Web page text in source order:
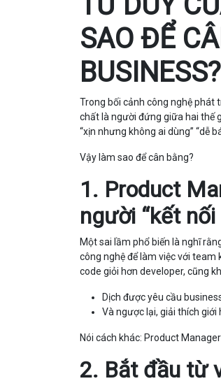
SAO ĐỂ
BUSINESS?
Trong bối cảnh công nghệ phát
chất là người đứng giữa hai thế
“xịn nhưng không ai dùng” “dễ
Vậy làm sao để cân bằng?
1. Product
người “kết nối
Một sai lầm phổ biến là nghĩ
công nghệ để làm việc với
code giỏi hơn developer, cũng
Dịch được yêu cầu
Và ngược lại, giải thích
Nói cách khác: Product
2. Bắt đầu từ